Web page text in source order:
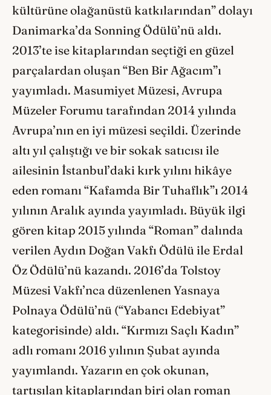
kültürüne olağanüstü katkılarından” dolayı
Danimarka’da Sonning Ödülü’nü aldı.
2013’te ise kitaplarından seçtiği en güzel
parçalardan oluşan “Ben Bir Ağacım”ı
yayımladı. Masumiyet Müzesi, Avrupa
Müzeler Forumu tarafından 2014 yılında
Avrupa’nın en iyi müzesi seçildi. Üzerinde
altı yıl çalıştığı ve bir sokak satıcısı ile
ailesinin İstanbul’daki kırk yılını hikâye
eden romanı “Kafamda Bir Tuhaflık”ı 2014
yılının Aralık ayında yayımladı. Büyük ilgi
gören kitap 2015 yılında “Roman” dalında
verilen Aydın Doğan Vakfı Ödülü ile Erdal
Öz Ödülü’nü kazandı. 2016’da Tolstoy
Müzesi Vakfı’nca düzenlenen Yasnaya
Polnaya Ödülü’nü (“Yabancı Edebiyat”
kategorisinde) aldı. “Kırmızı Saçlı Kadın”
adlı romanı 2016 yılının Şubat ayında
yayımlandı. Yazarın en çok okunan,
tartışılan kitaplarından biri olan roman